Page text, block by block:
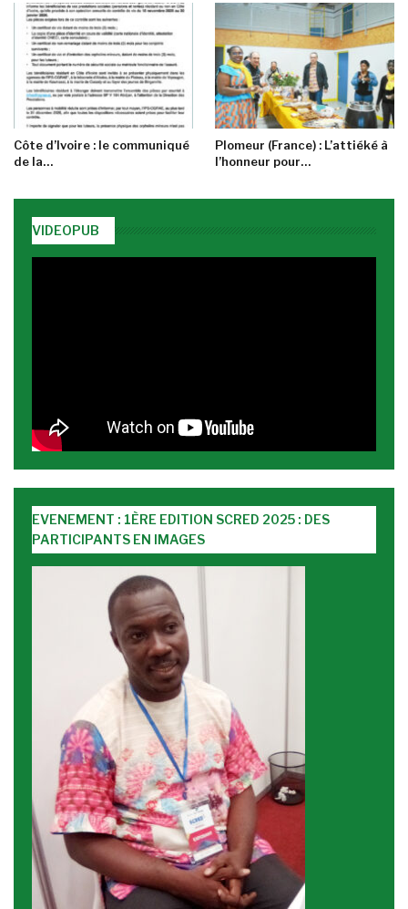
Côte d’Ivoire : le communiqué
de la…
Plomeur (France) : L’attiéké à
l’honneur pour…
VIDEOPUB
EVENEMENT : 1ÈRE EDITION SCRED 2025 : DES
PARTICIPANTS EN IMAGES